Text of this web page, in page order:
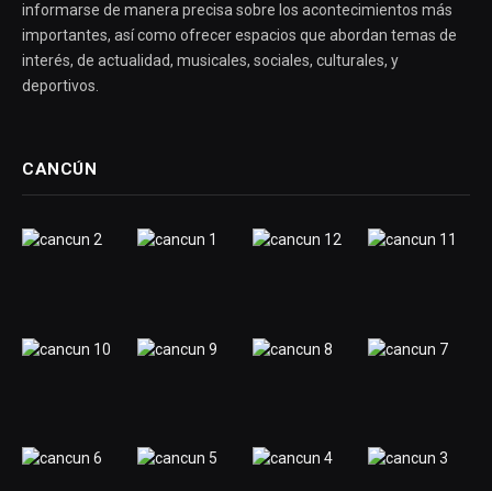
informarse de manera precisa sobre los acontecimientos más
importantes, así como ofrecer espacios que abordan temas de
interés, de actualidad, musicales, sociales, culturales, y
deportivos.
CANCÚN